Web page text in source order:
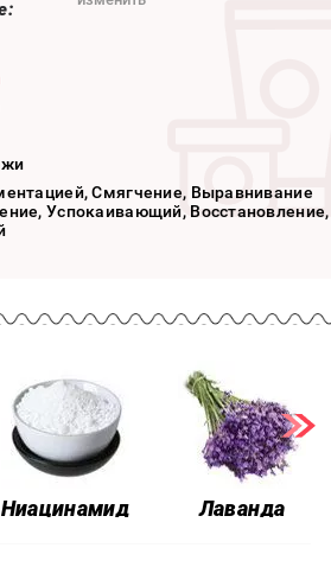
Смягчение, Выравнивание
Успокаивающий, Восстановление,
Ниацинамид Лаванда